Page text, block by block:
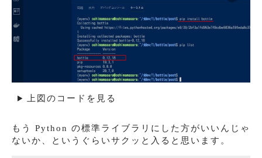
上図のコードを見る
もう Python の標準ライブラリにした方がいいんじゃ
ないか、というぐらいサクッと入ると思います。